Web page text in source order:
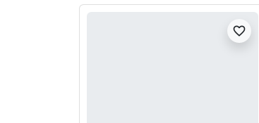
favorite_border